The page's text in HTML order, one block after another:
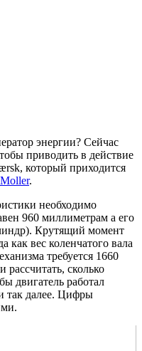
энергии? Сейчас
приводить в действие
который приходится
.
необходимо
960 миллиметрам а его
Крутящий момент
как вес коленчатого вала
требуется 1660
рассчитать, сколько
двигатель работал
так далее. Цифры